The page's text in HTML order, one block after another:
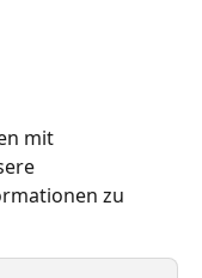
mit
zu